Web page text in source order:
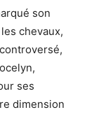
son
chevaux,
ses
dimension